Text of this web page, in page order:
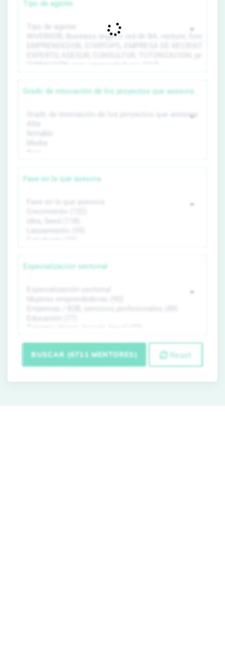
Tipo de agente
Grado de innovación de los proyectos que asesora
Fase en la que asesora
Especialización sectorial
BUSCAR (6711 MENTORES) Reset